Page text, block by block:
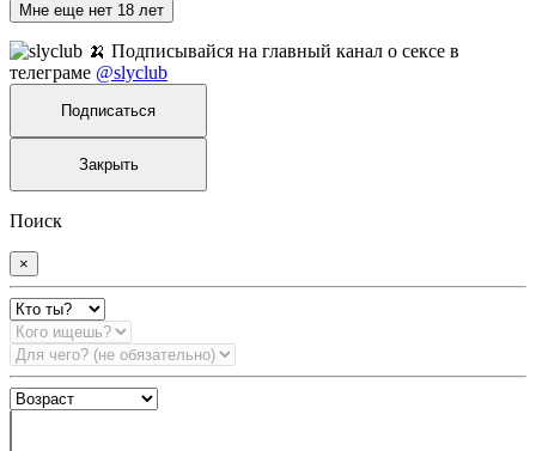
Мне еще нет 18 лет
🍌 Подписывайся на главный канал о сексе в
телеграме @slyclub
Подписаться
Закрыть
Поиск
×